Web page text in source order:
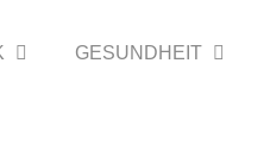
GESUNDHEIT